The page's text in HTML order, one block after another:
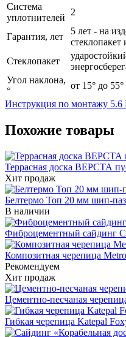
Система
уплотнителей
2
Гарантия, лет
5 лет - на
стеклопакет
Стеклопакет
Угол наклона,
°
от 15° до 55°
Инструкция по монтажу
Похожие товары
Террасная доска ВЕРСТА
Хит продаж
Белтермо Топ 20 мм шип-паз
В наличии
Фиброцементный сайдинг
Композитная черепица
Рекомендуем
Хит продаж
Цементно-песчаная
Гибкая черепица Katepal